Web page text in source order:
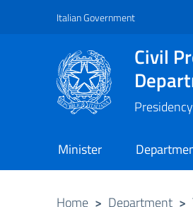
Vai al contenuto principale
Raggiungi il piè di pagina
Italian Government
Civil
Minister
Home > Department >